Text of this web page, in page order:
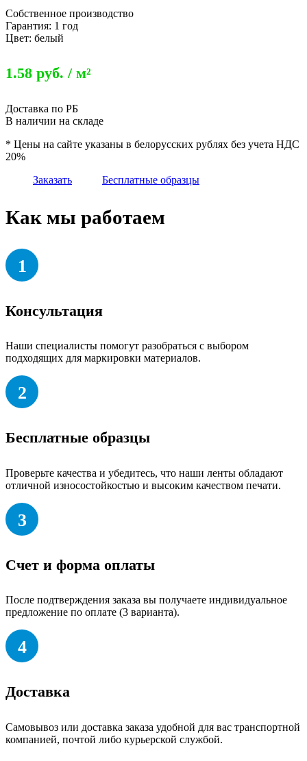
Собственное производство
Гарантия: 1 год
Цвет: белый
1.58 руб. / м²
Доставка по РБ
В наличии на складе
* Цены на сайте указаны в белорусских рублях без учета НДС
20%
Заказать
Бесплатные образцы
Как мы работаем
1
Консультация
Наши специалисты помогут разобраться с выбором
подходящих для маркировки материалов.
2
Бесплатные образцы
Проверьте качества и убедитесь, что наши ленты обладают
отличной износостойкостью и высоким качеством печати.
3
Счет и форма оплаты
После подтверждения заказа вы получаете индивидуальное
предложение по оплате (3 варианта).
4
Доставка
Самовывоз или доставка заказа удобной для вас транспортной
компанией, почтой либо курьерской службой.